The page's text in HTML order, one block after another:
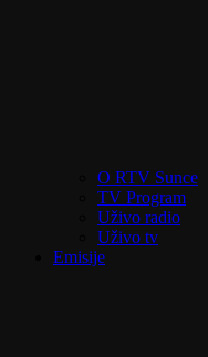
O RTV Sunce
TV Program
Uživo radio
Uživo tv
Emisije